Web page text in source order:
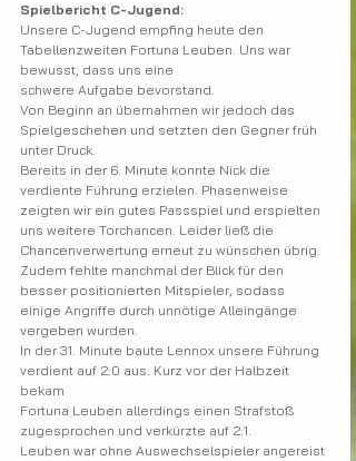
Spielbericht C-Jugend:
Unsere C-Jugend empfing heute den
Tabellenzweiten Fortuna Leuben. Uns war
bewusst, dass uns eine
schwere Aufgabe bevorstand.
Von Beginn an übernahmen wir jedoch das
Spielgeschehen und setzten den Gegner früh
unter Druck.
Bereits in der 6. Minute konnte Nick die
verdiente Führung erzielen. Phasenweise
zeigten wir ein gutes Passspiel und erspielten
uns weitere Torchancen. Leider ließ die
Chancenverwertung erneut zu wünschen übrig.
Zudem fehlte manchmal der Blick für den
besser positionierten Mitspieler, sodass
einige Angriffe durch unnötige Alleingänge
vergeben wurden.
In der 31. Minute baute Lennox unsere Führung
verdient auf 2:0 aus. Kurz vor der Halbzeit
bekam
Fortuna Leuben allerdings einen Strafstoß
zugesprochen und verkürzte auf 2:1.
Leuben war ohne Auswechselspieler angereist